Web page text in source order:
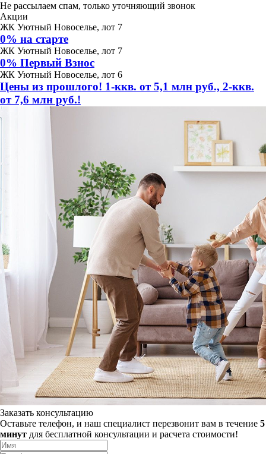
Не рассылаем спам, только уточняющий звонок
Акции
ЖК Уютный Новоселье, лот 7
0% на старте
ЖК Уютный Новоселье, лот 7
0% Первый Взнос
ЖК Уютный Новоселье, лот 6
Цены из прошлого! 1-ккв. от 5,1 млн руб., 2-ккв.
от 7,6 млн руб.!
Заказать консультацию
Оставьте телефон, и наш специалист перезвонит вам в течение 5
минут для бесплатной консультации и расчета стоимости!